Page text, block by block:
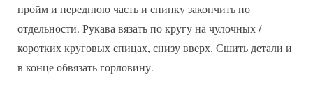
пройм и переднюю часть и спинку закончить по
отдельности. Рукава вязать по кругу на чулочных /
коротких круговых спицах, снизу вверх. Сшить детали и
в конце обвязать горловину.